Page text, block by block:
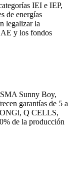
IEI e IEP,
de energías
legalizar la
y los fondos
Sunny Boy,
garantías de 5 a
Q CELLS,
de la producción